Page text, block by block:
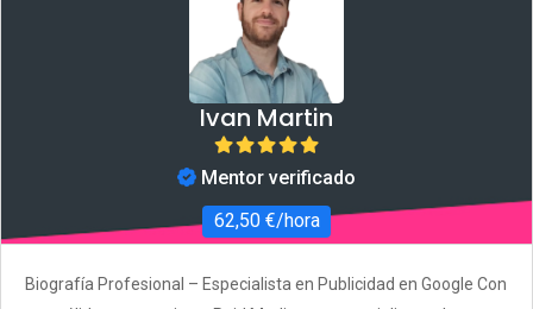
Ivan Martin
Mentor verificado
62,50 €/hora
Biografía Profesional – Especialista en Publicidad en Google Con